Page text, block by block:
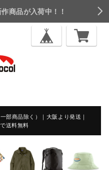
商品が入荷中！！
部商品除く）｜大阪より発送｜
送料無料